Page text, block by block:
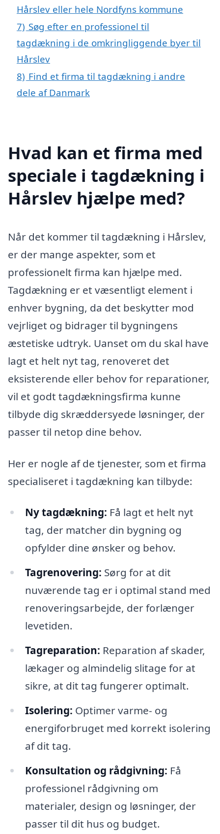
Hårslev eller hele Nordfyns kommune
7) Søg efter en professionel til
tagdækning i de omkringliggende byer til
Hårslev
8) Find et firma til tagdækning i andre
dele af Danmark
Hvad kan et firma med
speciale i tagdækning i
Hårslev hjælpe med?
Når det kommer til tagdækning i Hårslev,
er der mange aspekter, som et
professionelt firma kan hjælpe med.
Tagdækning er et væsentligt element i
enhver bygning, da det beskytter mod
vejrliget og bidrager til bygningens
æstetiske udtryk. Uanset om du skal have
lagt et helt nyt tag, renoveret det
eksisterende eller behov for reparationer,
vil et godt tagdækningsfirma kunne
tilbyde dig skræddersyede løsninger, der
passer til netop dine behov.
Her er nogle af de tjenester, som et firma
specialiseret i tagdækning kan tilbyde:
Ny tagdækning: Få lagt et helt nyt
tag, der matcher din bygning og
opfylder dine ønsker og behov.
Tagrenovering: Sørg for at dit
nuværende tag er i optimal stand med
renoveringsarbejde, der forlænger
levetiden.
Tagreparation: Reparation af skader,
lækager og almindelig slitage for at
sikre, at dit tag fungerer optimalt.
Isolering: Optimer varme- og
energiforbruget med korrekt isolering
af dit tag.
Konsultation og rådgivning: Få
professionel rådgivning om
materialer, design og løsninger, der
passer til dit hus og budget.